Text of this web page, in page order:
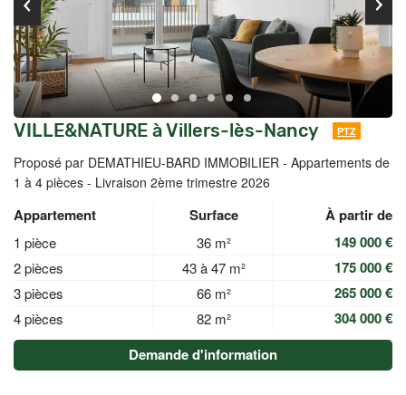
VILLE&NATURE à Villers-lès-Nancy PTZ
Proposé par DEMATHIEU-BARD IMMOBILIER - Appartements de
1 à 4 pièces - Livraison 2ème trimestre 2026
Appartement Surface À partir de
1 pièce 36 m² 149 000 €
2 pièces 43 à 47 m² 175 000 €
3 pièces 66 m² 265 000 €
4 pièces 82 m²
304 000 €
Demande d'information